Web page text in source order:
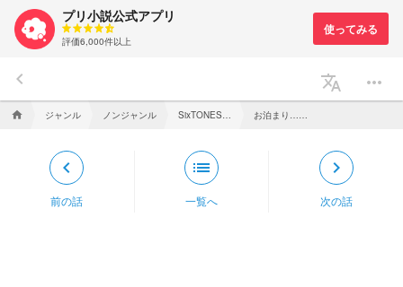
プリ小説公式アプリ
評価6,000件以上
keyboard_arrow_left translate more_horiz
home ジャンル ノンジャンル
keyboard_arrow_left
前の話
list
一覧へ
keyboard_arrow_right
次の話